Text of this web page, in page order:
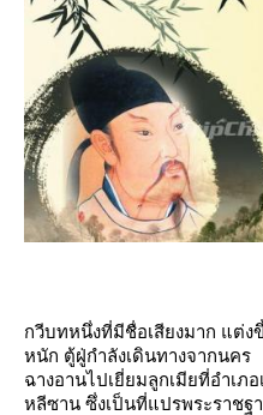
กวีบทหนึ่งที่มีชื่อเสียงมาก แต่ง
หนัก ตู้ฝู่กำลังเดินทางจากนคร
ฉางอานไปเยี่ยมลูกเมียที่อำเภ
หลีซาน ซึ่งเป็นที่แปรพระราชฐ